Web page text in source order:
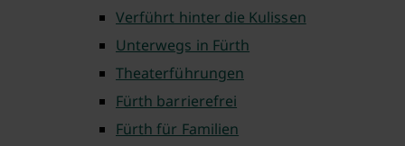
Verführt hinter die Kulissen
Unterwegs in Fürth
Theaterführungen
Fürth barrierefrei
Fürth für Familien